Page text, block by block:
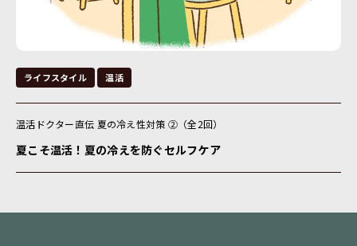
ライフスタイル 温活
温活ドクター直伝 夏の冷え性対策 ②（全2回）
夏こそ温活！夏の冷えを防ぐセルフケア